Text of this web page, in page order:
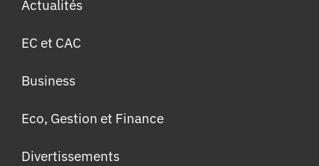
Actualités
EC et CAC
Business
Eco, Gestion et Finance
Divertissements